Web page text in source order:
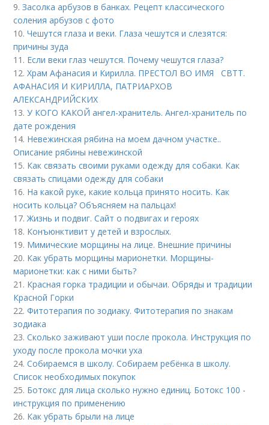
9.Засолка арбузов в банках. Рецепт классического
соления арбузов с фото
10.Чешутся глаза и веки. Глаза чешутся и слезятся:
причины зуда
11. Если веки глаз чешутся. Почему чешутся глаза?
12.Храм Афанасия и Кирилла. ПРЕСТОЛ ВО ИМЯ СВТТ.
АФАНАСИЯ И КИРИЛЛА, ПАТРИАРХОВ
АЛЕКСАНДРИЙСКИХ
13.У КОГО КАКОЙ ангел-хранитель. Ангел-хранитель по
дате рождения
14. Невежинская рябина на моем дачном участке..
Описание рябины невежинской
15. Как связать своими руками одежду для собаки. Как
связать спицами одежду для собаки
16. На какой руке, какие кольца принято носить. Как
носить кольца? Объясняем на пальцах!
17.Жизнь и подвиг. Сайт о подвигах и героях
18. Конъюнктивит у детей и взрослых.
19. Мимические морщины на лице. Внешние причины
20. Как убрать морщины марионетки. Морщины-
марионетки: как с ними быть?
21. Красная горка традиции и обычаи. Обряды и традиции
Красной Горки
22.Фитотерапия по зодиаку. Фитотерапия по знакам
зодиака
23.Сколько заживают уши после прокола. Инструкция по
уходу после прокола мочки уха
24.Собираемся в школу. Собираем ребёнка в школу.
Список необходимых покупок
25. Ботокс для лица сколько нужно единиц. Ботокс 100 -
инструкция по применению
26. Как убрать брыли на лице